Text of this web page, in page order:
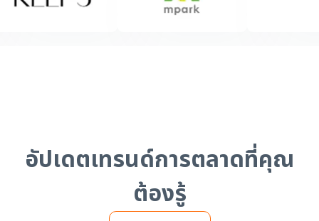
อัปเดตเทรนด์การตลาดที่คุณ
ต้องรู้